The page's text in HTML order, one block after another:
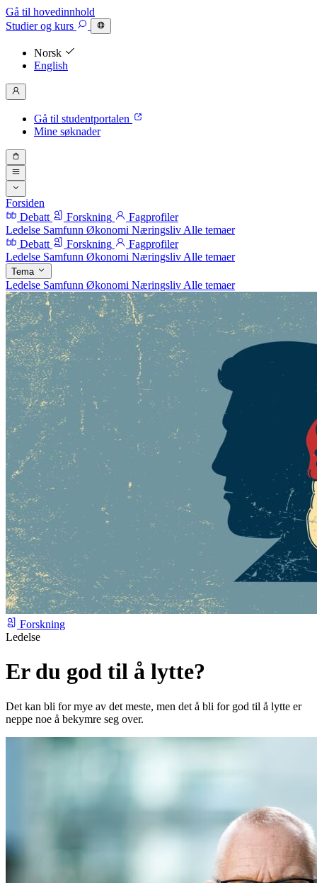
Gå til hovedinnhold
Studierog kurs
Norsk
English
Gå til studentportalen
Mine søknader
Forsiden
Debatt
Forskning
Fagprofiler
Ledelse Samfunn Økonomi Næringsliv Alle temaer
Debatt
Forskning
Fagprofiler
Ledelse Samfunn Økonomi Næringsliv Alle temaer
Tema
Ledelse Samfunn Økonomi Næringsliv Alle temaer
Forskning
Ledelse
Er du god til å lytte?
Det kan bli for mye av det meste, men det å bli for god til å lytte er
neppe noe å bekymre seg over.